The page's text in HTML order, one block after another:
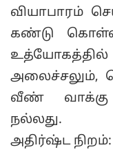
வியாபாரம்
கண்டு
அலைச்சலும்,
வீண் வாக்கு
நல்லது.
அதிர்ஷ்ட